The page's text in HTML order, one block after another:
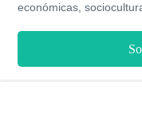
económicas,
e incrementar los
duración aproximada